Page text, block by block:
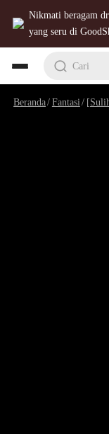
Nikmati beragam
yang seru di
Cari
Beranda/Fantasi /